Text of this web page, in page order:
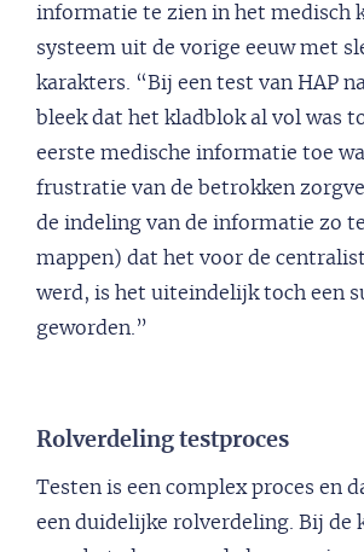
informatie te zien in het medisch
systeem uit de vorige eeuw met
karakters. “Bij een test van HAP
bleek dat het kladblok al vol was
eerste medische informatie toe
frustratie van de betrokken
de indeling van de informatie zo
mappen) dat het voor de
werd, is het uiteindelijk toch een
geworden.”
Rolverdeling testproces
Testen is een complex proces en
een duidelijke rolverdeling. Bij de